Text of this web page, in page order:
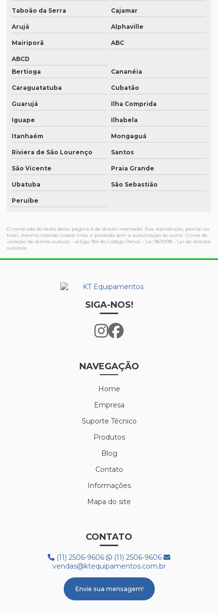
Taboão da Serra Cajamar
Arujá Alphaville
Mairiporã ABC
ABCD
Bertioga
Cananéia
Caraguatatuba Cubatão
Guarujá Ilha Comprida
Iguape Ilhabela
Itanhaém Mongaguá
Riviera de São Lourenço Santos
São Vicente Praia Grande
Ubatuba São Sebastião
Peruíbe
O conteúdo do texto desta página é de direito reservado. Sua reprodução, parcial ou
total, mesmo citando nossos links, é proibida sem a autorização do autor. Crime de
violação de direito autoral – artigo 184 do Código Penal – Lei 9610/98 - Lei de direitos
autorais
SIGA-NOS!
NAVEGAÇÃO
Home
Empresa
Suporte Técnico
Produtos
Blog
Contato
Informações
Mapa do site
CONTATO
(11) 2506-9606
(11) 2506-9606
vendas@ktequipamentos.com.br
Envie sua mensagem!